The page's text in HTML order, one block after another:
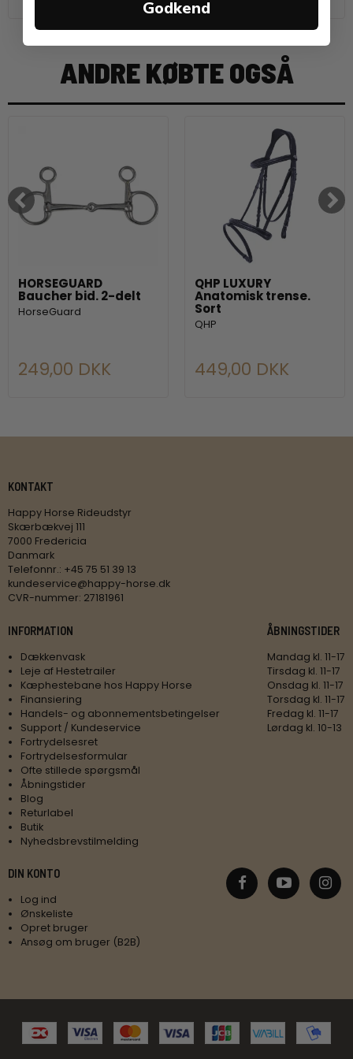
ANDRE KØBTE OGSÅ
HORSEGUARD
Baucher bid. 2-delt
HorseGuard
249,00 DKK
QHP LUXURY
Anatomisk trense.
Sort
QHP
449,00 DKK
KONTAKT
Happy Horse Rideudstyr
Skærbækvej 111
7000 Fredericia
Danmark
Telefonnr.: +45 75 51 39 13
kundeservice@happy-horse.dk
CVR-nummer: 27181961
INFORMATION
Dækkenvask
Leje af Hestetrailer
Kæphestebane hos Happy Horse
Finansiering
Handels- og abonnementsbetingelser
Support / Kundeservice
Fortrydelsesret
Fortrydelsesformular
Ofte stillede spørgsmål
Åbningstider
Blog
Returlabel
Butik
Nyhedsbrevstilmelding
ÅBNINGSTIDER
Mandag kl. 11-17
Tirsdag kl. 11-17
Onsdag kl. 11-17
Torsdag kl. 11-17
Fredag kl. 11-17
Lørdag kl. 10-13
DIN KONTO
Log ind
Ønskeliste
Opret bruger
Ansøg om bruger (B2B)
Godkend